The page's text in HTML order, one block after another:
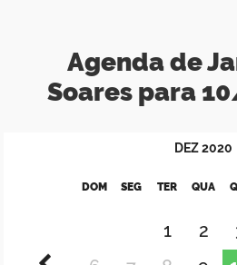
Agenda de
Soares para
DEZ2020
DOM SEG TER QUA
1 2